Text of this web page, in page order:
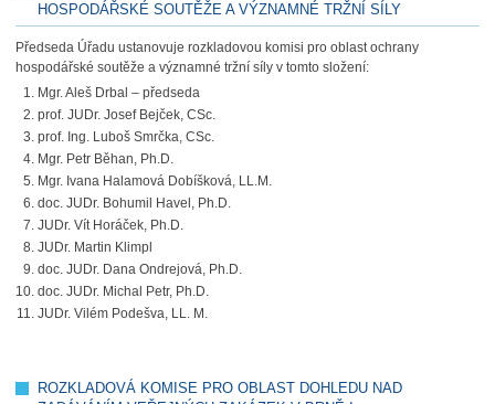
HOSPODÁŘSKÉ SOUTĚŽE A VÝZNAMNÉ TRŽNÍ SÍLY
Předseda Úřadu ustanovuje rozkladovou komisi pro oblast ochrany
hospodářské soutěže a významné tržní síly v tomto složení:
Mgr. Aleš Drbal – předseda
prof. JUDr. Josef Bejček, CSc.
prof. Ing. Luboš Smrčka, CSc.
Mgr. Petr Běhan, Ph.D.
Mgr. Ivana Halamová Dobíšková, LL.M.
doc. JUDr. Bohumil Havel, Ph.D.
JUDr. Vít Horáček, Ph.D.
JUDr. Martin Klimpl
doc. JUDr. Dana Ondrejová, Ph.D.
doc. JUDr. Michal Petr, Ph.D.
JUDr. Vilém Podešva, LL. M.
ROZKLADOVÁ KOMISE PRO OBLAST DOHLEDU NAD